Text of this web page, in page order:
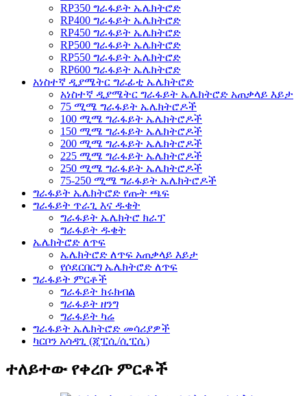
RP350 ግራፋይት ኤሌክትሮድ
RP400 ግራፋይት ኤሌክትሮድ
RP450 ግራፋይት ኤሌክትሮድ
RP500 ግራፋይት ኤሌክትሮድ
RP550 ግራፋይት ኤሌክትሮድ
RP600 ግራፋይት ኤሌክትሮድ
አነስተኛ ዲያሜትር ግራፊቲ ኤሌክትሮድ
አነስተኛ ዲያሜትር ግራፋይት ኤሌክትሮድ አጠቃላይ እይታ
75 ሚሜ ግራፋይት ኤሌክትሮዶች
100 ሚሜ ግራፋይት ኤሌክትሮዶች
150 ሚሜ ግራፋይት ኤሌክትሮዶች
200 ሚሜ ግራፋይት ኤሌክትሮዶች
225 ሚሜ ግራፋይት ኤሌክትሮዶች
250 ሚሜ ግራፋይት ኤሌክትሮዶች
75-250 ሚሜ ግራፋይት ኤሌክትሮዶች
ግራፋይት ኤሌክትሮድ የጡት ጫፍ
ግራፋይት ጥራጊ እና ዱቄት
ግራፋይት ኤሌክትሮ ክራፕ
ግራፋይት ዱቄት
ኤሌክትሮድ ለጥፍ
ኤሌክትሮድ ለጥፍ አጠቃላይ እይታ
የሶደርበርግ ኤሌክትሮድ ለጥፍ
ግራፋይት ምርቶች
ግራፋይት ክሩክብል
ግራፋይት ዘንግ
ግራፋይት ካሬ
ግራፋይት ኤሌክትሮድ መሳሪያዎች
ካርቦን አሳዳጊ (ጂፒሲ/ሲፒሲ)
ተለይተው የቀረቡ ምርቶች